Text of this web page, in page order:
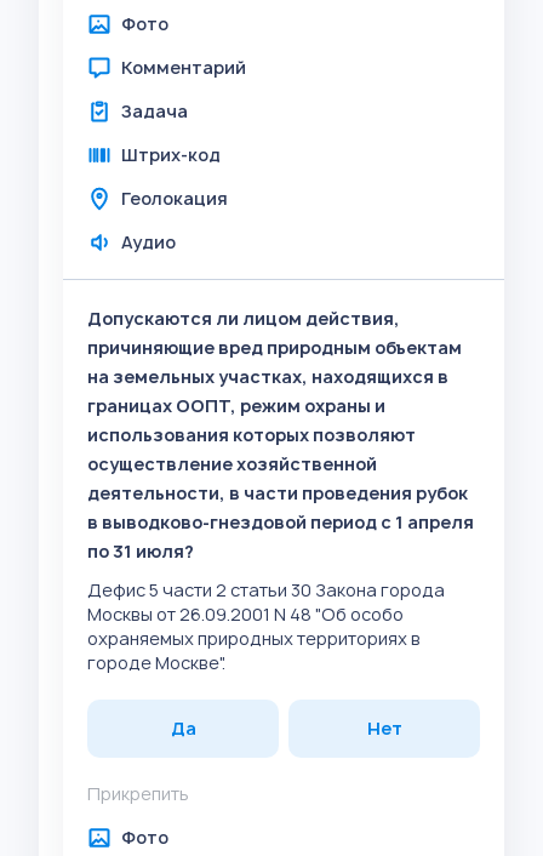
Фото
Комментарий
Задача
Штрих-код
Геолокация
Аудио
Допускаются ли лицом действия,
причиняющие вред природным объектам
на земельных участках, находящихся в
границах ООПТ, режим охраны и
использования которых позволяют
осуществление хозяйственной
деятельности, в части проведения рубок
в выводково-гнездовой период с 1 апреля
по 31 июля?
Дефис 5 части 2 статьи 30 Закона города
Москвы от 26.09.2001 N 48 "Об особо
охраняемых природных территориях в
городе Москве".
Да Нет
Прикрепить
Фото